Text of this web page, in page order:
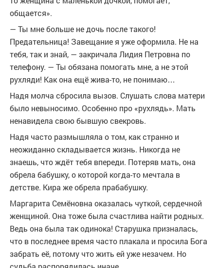
общается».
— Ты мне больше не дочь после такого!
Предательница! Завещание я уже оформила. Не на
тебя, так и знай, — закричала Лидия Петровна по
телефону. — Ты обязана помогать мне, а не этой
рухляди! Как она ещё жива-то, не понимаю…
Надя молча сбросила вызов. Слушать слова матери
было невыносимо. Особенно про «рухлядь». Мать
ненавидела свою бывшую свекровь.
Надя часто размышляла о том, как странно и
неожиданно складывается жизнь. Никогда не
знаешь, что ждёт тебя впереди. Потеряв мать, она
обрела бабушку, о которой когда-то мечтала в
детстве. Кира же обрела прабабушку.
Маргарита Семёновна оказалась чуткой, сердечной
женщиной. Она тоже была счастлива найти родных.
Ведь она была так одинока! Старушка призналась,
что в последнее время часто плакала и просила Бога
забрать её, потому что жить ей уже незачем. Но